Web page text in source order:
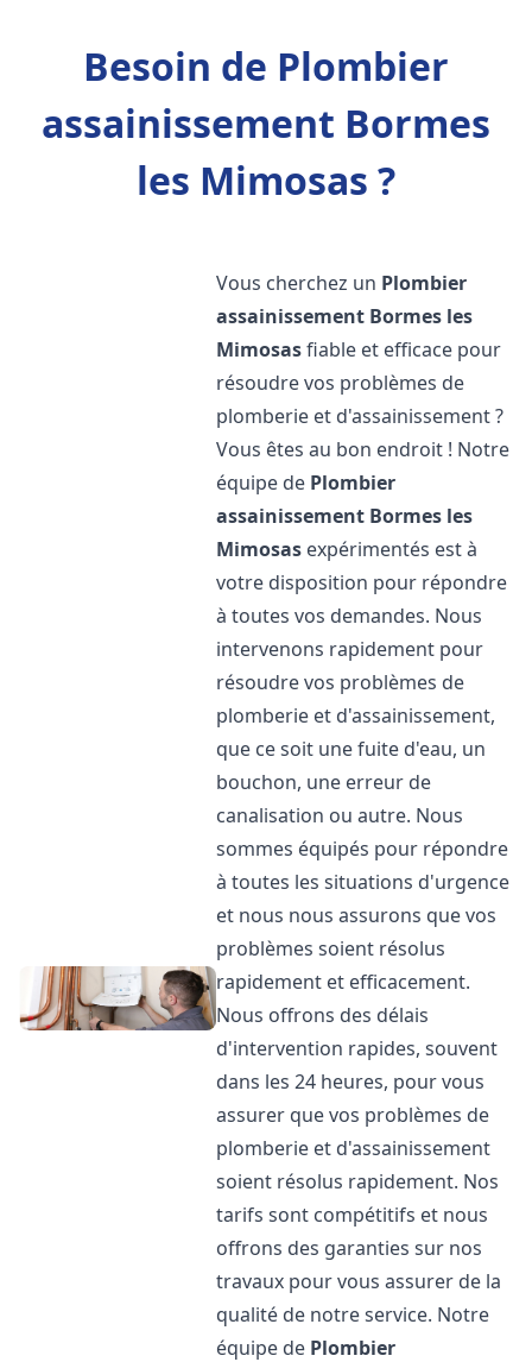
Besoin de Plombier
assainissement Bormes
les Mimosas ?
Vous cherchez un Plombier
assainissement Bormes les
Mimosasfiable et efficace pour
résoudre vos problèmes de
plomberie et d'assainissement ?
Vous êtes au bon endroit ! Notre
équipe de Plombier
assainissement Bormes les
Mimosas expérimentés est à
votre disposition pour répondre
à toutes vos demandes. Nous
intervenons rapidement pour
résoudre vos problèmes de
plomberie et d'assainissement,
que ce soit une fuite d'eau, un
bouchon, une erreur de
canalisation ou autre. Nous
sommes équipés pour répondre
à toutes les situations d'urgence
et nous nous assurons que vos
problèmes soient résolus
rapidement et efficacement.
Nous offrons des délais
d'intervention rapides, souvent
dans les 24 heures, pour vous
assurer que vos problèmes de
plomberie et d'assainissement
soient résolus rapidement. Nos
tarifs sont compétitifs et nous
offrons des garanties sur nos
travaux pour vous assurer de la
qualité de notre service. Notre
équipe de Plombier